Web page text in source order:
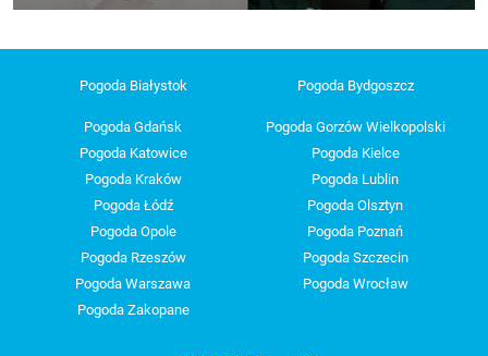
Pogoda Białystok Pogoda Bydgoszcz
Pogoda Gdańsk
Pogoda Gorzów Wielkopolski
Pogoda Katowice
Pogoda Kielce
Pogoda Kraków
Pogoda Lublin
Pogoda Łódź
Pogoda Olsztyn
Pogoda Opole
Pogoda Poznań
Pogoda Rzeszów
Pogoda Szczecin
Pogoda Warszawa
Pogoda Wrocław
Pogoda Zakopane